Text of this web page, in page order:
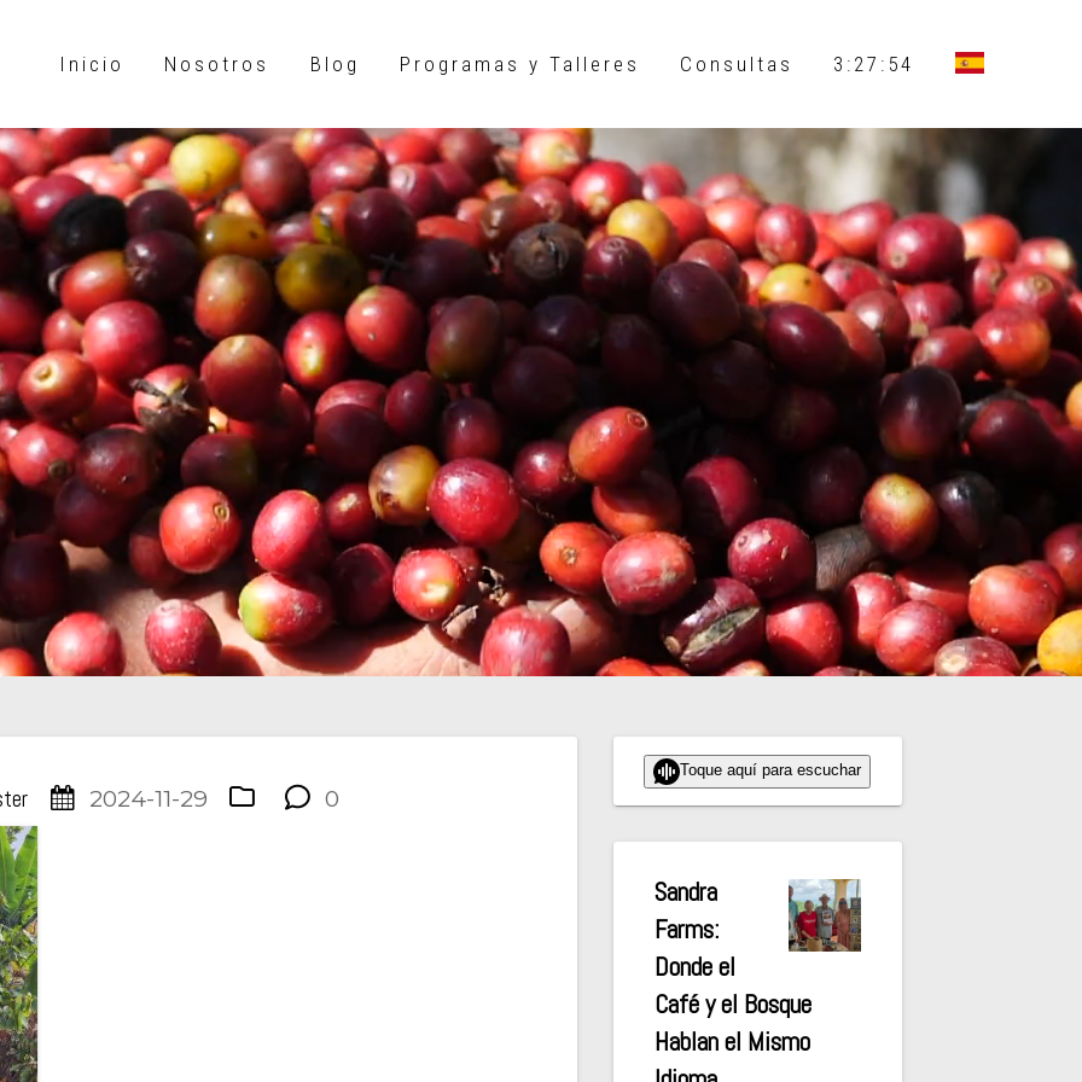
Inicio Nosotros Blog Programas y Talleres Consultas 3:27:56
2024-11-29 0
Toque aquí para escuchar
Sandra
Farms:
Donde el
Café y el Bosque
Hablan el Mismo